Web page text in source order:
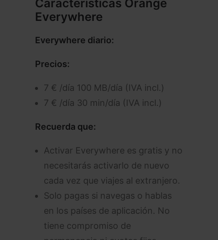
Características Orange
Everywhere
Everywhere diario:
Precios:
7 € /día 100 MB/día (IVA incl.)
7 € /día 30 min/día (IVA incl.)
Recuerda que:
Activar Everywhere es gratis y no
necesitarás activarlo de nuevo
cada vez que viajes al extranjero.
Solo pagas si navegas o hablas
en los países de aplicación. No
tiene compromiso de